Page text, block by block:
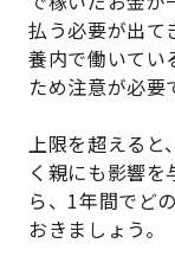
払う必要が出て
養内で働いてい
ため注意が必要
上限を超える
く親にも影響を
ら、1年間でど
おきましょう。